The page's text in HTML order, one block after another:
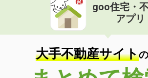
価 格
住 所
愛知県名古屋市中村
専有面積 19.92m²
間取り
1K
愛知県名古屋市中川区乗越町３丁目
goo住宅・
アプリ
大手不動産サイトの